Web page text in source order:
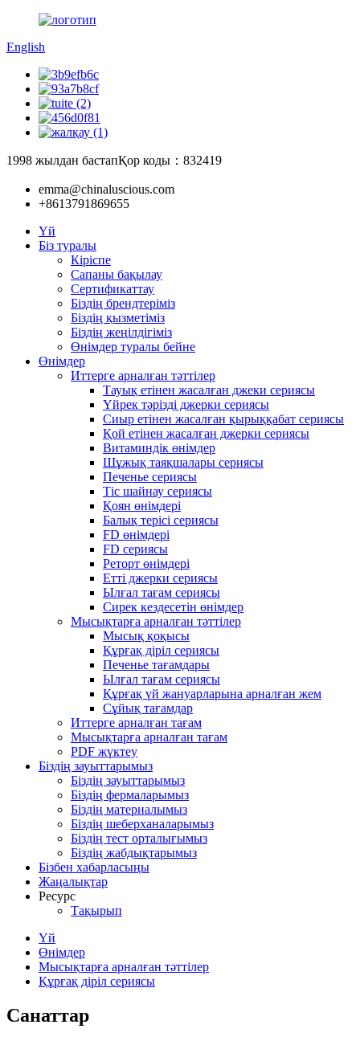
English
1998 жылдан бастапҚор коды：832419
emma@chinaluscious.com
+8613791869655
Үй
Біз туралы
Кіріспе
Сапаны бақылау
Сертификаттау
Біздің брендтеріміз
Біздің қызметіміз
Біздің жеңілдігіміз
Өнімдер туралы бейне
Өнімдер
Иттерге арналған тәттілер
Тауық етінен жасалған джеки сериясы
Үйрек тәрізді джерки сериясы
Сиыр етінен жасалған қырыққабат сериясы
Қой етінен жасалған джерки сериясы
Витаминдік өнімдер
Шұжық таяқшалары сериясы
Печенье сериясы
Тіс шайнау сериясы
Қоян өнімдері
Балық терісі сериясы
FD өнімдері
FD сериясы
Реторт өнімдері
Етті джерки сериясы
Ылғал тағам сериясы
Сирек кездесетін өнімдер
Мысықтарға арналған тәттілер
Мысық қоқысы
Құрғақ діріл сериясы
Печенье тағамдары
Ылғал тағам сериясы
Құрғақ үй жануарларына арналған жем
Сұйық тағамдар
Иттерге арналған тағам
Мысықтарға арналған тағам
PDF жүктеу
Біздің зауыттарымыз
Біздің зауыттарымыз
Біздің фермаларымыз
Біздің материалымыз
Біздің шеберханаларымыз
Біздің тест орталығымыз
Біздің жабдықтарымыз
Бізбен хабарласыңы
Жаңалықтар
Ресурс
Тақырып
Үй
Өнімдер
Мысықтарға арналған тәттілер
Құрғақ діріл сериясы
Санаттар